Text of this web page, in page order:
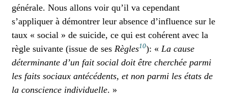
générale. Nous allons voir qu’il va cependant
s’appliquer à démontrer leur absence d’influence sur le
taux « social » de suicide, ce qui est cohérent avec la
règle suivante (issue de ses Règles10): « La cause
déterminante d’un fait social doit être cherchée parmi
les faits sociaux antécédents, et non parmi les états de
la conscience individuelle. »